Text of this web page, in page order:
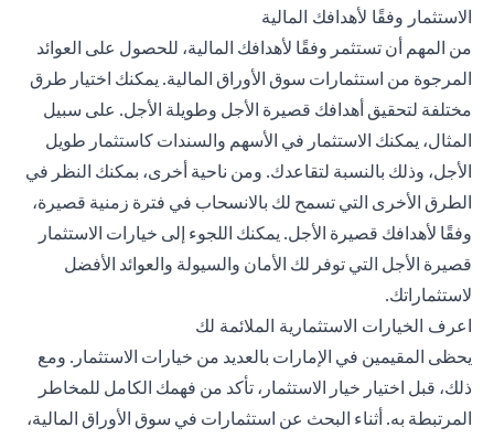
الاستثمار وفقًا لأهدافك المالية
من المهم أن تستثمر وفقًا لأهدافك المالية، للحصول على العوائد
المرجوة من استثمارات سوق الأوراق المالية. يمكنك اختيار طرق
مختلفة لتحقيق أهدافك قصيرة الأجل وطويلة الأجل. على سبيل
المثال، يمكنك الاستثمار في الأسهم والسندات كاستثمار طويل
الأجل، وذلك بالنسبة لتقاعدك. ومن ناحية أخرى، بمكنك النظر في
الطرق الأخرى التي تسمح لك بالانسحاب في فترة زمنية قصيرة،
وفقًا لأهدافك قصيرة الأجل. يمكنك اللجوء إلى خيارات الاستثمار
قصيرة الأجل التي توفر لك الأمان والسيولة والعوائد الأفضل
لاستثماراتك.
اعرف الخيارات الاستثمارية الملائمة لك
يحظى المقيمين في الإمارات بالعديد من خيارات الاستثمار. ومع
ذلك، قبل اختيار خيار الاستثمار ، تأكد من فهمك الكامل للمخاطر
المرتبطة به. أثناء البحث عن استثمارات في سوق الأوراق المالية،